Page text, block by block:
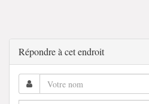
Répondre à cet endroit